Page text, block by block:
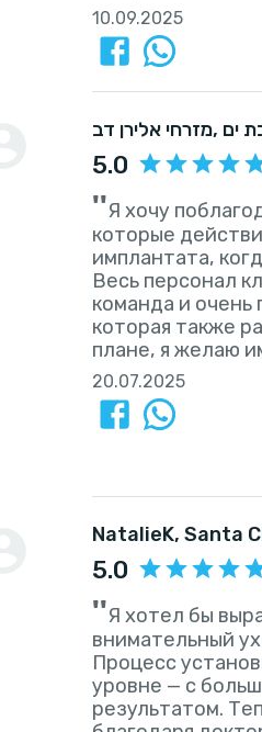
10.09.2025
מזרחי אלירן דב ים
5.0
''Я хочу
которые
имплантата,
Весь персонал
команда и очень
которая также
плане, я желаю
20.07.2025
NatalieK, Santa
5.0
''Я хотел бы
внимательный
Процесс
уровне — с
результатом.